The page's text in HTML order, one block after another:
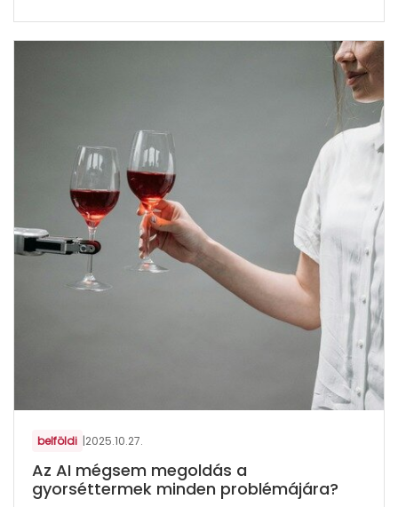
belföldi |2025.10.27.
Az AI mégsem megoldás a
gyorséttermek minden problémájára?